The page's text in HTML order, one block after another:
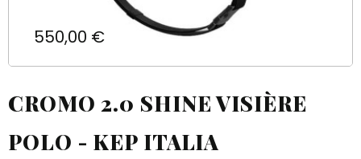
Prix
550,00 €
CROMO 2.0 SHINE VISIÈRE
POLO - KEP ITALIA